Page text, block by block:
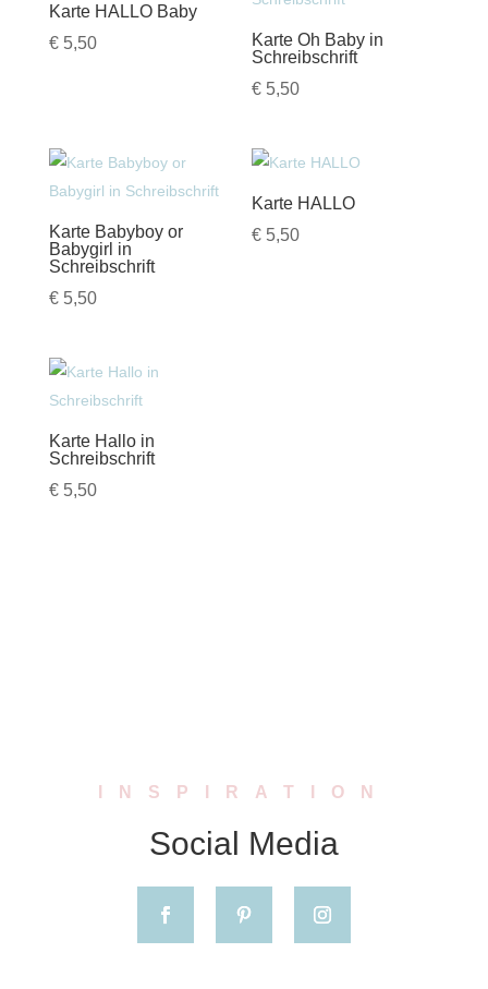
Karte HALLO Baby
€5,50
Karte Oh Baby in
Schreibschrift
€ 5,50
Karte Babyboy or
Babygirl in
Schreibschrift
€5,50
Karte HALLO
€ 5,50
Karte Hallo in
Schreibschrift
€5,50
INSPIRATION
Social Media